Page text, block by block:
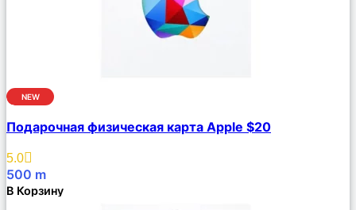
NEW
Описание
Избранное
Подарочная физическая карта Apple $20
5.0
500 m
В Корзину